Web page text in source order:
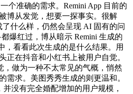
个准确的需求。Remini App 目前的
博从发觉，想要一探事实。很解
什么样，仍然会呈现 AI 固有的问
爆红过，博从暗示 Remini 生成的
，看看此次生成的是什么结果。用
正在抖音和小红书上被用户自觉。
做为一种不太常见的气概，悄然
需求。美图秀秀生成的则更温和。
没有完全婚配增加的用户规模，